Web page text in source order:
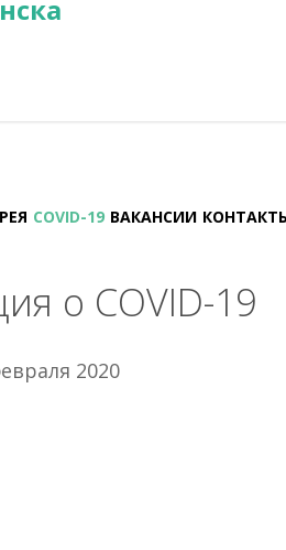
COVID-19 ВАКАНСИИ
о COVID-19
2020